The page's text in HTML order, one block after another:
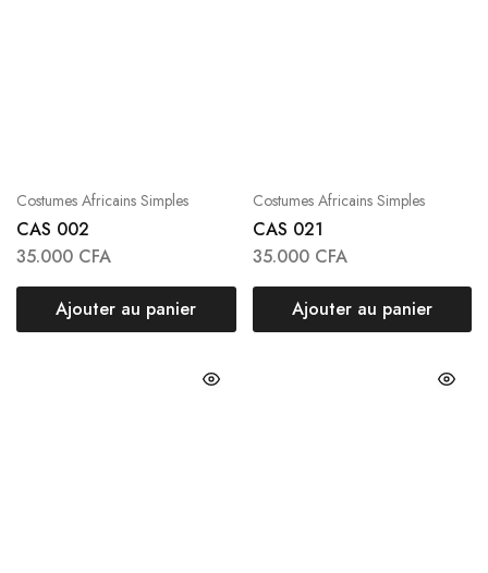
Costumes Africains Simples
CAS 002
35.000 CFA
Ajouter au panier
Costumes Africains Simples
CAS 021
35.000 CFA
Ajouter au panier